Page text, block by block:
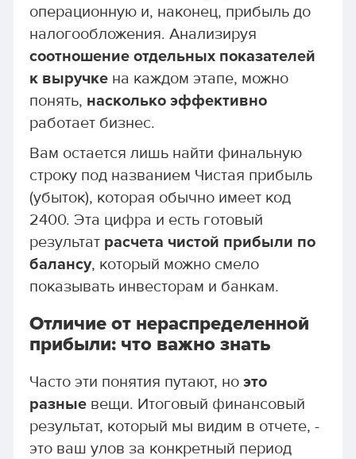
операционную и, наконец, прибыль до
налогообложения. Анализируя
соотношение отдельных показателей
к выручкена каждом этапе, можно
понять, насколько эффективно
работает бизнес.
Вам остается лишь найти финальную
строку под названием Чистая прибыль
(убыток), которая обычно имеет код
2400. Эта цифра и есть готовый
результат расчета чистой прибыли по
балансу, который можно смело
показывать инвесторам и банкам.
Отличие от нераспределенной
прибыли: что важно знать
Часто эти понятия путают, но это
разныевещи. Итоговый финансовый
результат, который мы видим в отчете, -
это ваш улов за конкретный период